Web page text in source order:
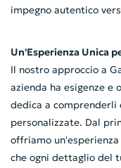
impegno autentico
Un'Esperienza Unica
Il nostro approccio a
azienda ha esigenze
dedica a
personalizzate. Dal
offriamo
che ogni dettaglio del